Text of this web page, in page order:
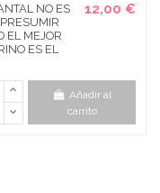
NO ES
EL MEJOR
ES EL
12,00 €
Añadir al
carrito